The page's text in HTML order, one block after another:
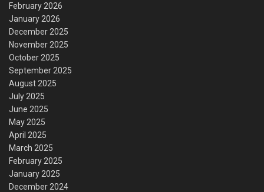
February 2026
January 2026
December 2025
November 2025
October 2025
September 2025
August 2025
July 2025
June 2025
May 2025
April 2025
March 2025
February 2025
January 2025
December 2024